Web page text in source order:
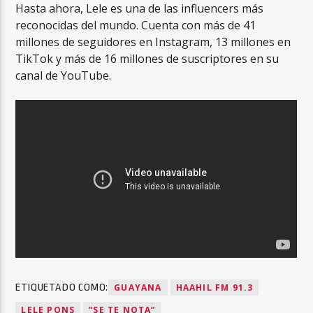
Hasta ahora, Lele es una de las influencers más
reconocidas del mundo. Cuenta con más de 41
millones de seguidores en Instagram, 13 millones en
TikTok y más de 16 millones de suscriptores en su
canal de YouTube.
ETIQUETADO COMO: GUAYANA
HAAHIL FM 91.3
LELE PONS
“SE TE NOTA”